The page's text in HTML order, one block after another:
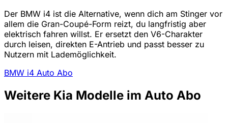
Der BMW i4 ist die Alternative, wenn dich am Stinger vor
allem die Gran-Coupé-Form reizt, du langfristig aber
elektrisch fahren willst. Er ersetzt den V6-Charakter
durch leisen, direkten E-Antrieb und passt besser zu
Nutzern mit Lademöglichkeit.
BMW i4 Auto Abo
Weitere Kia Modelle im Auto Abo